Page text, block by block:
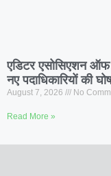
एडिटर एसोसिएशन ऑफ
नए पदाधिकारियों की
August 7, 2026 No
Read More »